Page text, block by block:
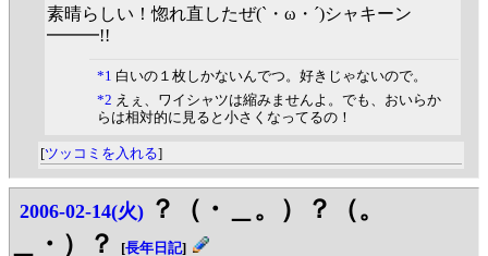
素晴らしい！惚れ直したぜ(`・ω・´)シャキーン
━━━!!
*1 白いの１枚しかないんでつ。好きじゃないので。
*2 えぇ、ワイシャツは縮みませんよ。でも、おいらか
らは相対的に見ると小さくなってるの！
[ツッコミを入れる]
2006-02-14(火) ？（・＿。）？（。
＿・）？
[長年日記]